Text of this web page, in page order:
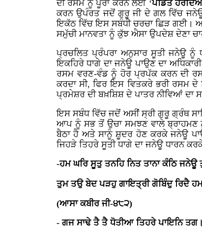
ਦੀ ਰਸਮ ਨੂੰ ਪੂਰਾ ਕਰਨ ਲਈ ‘ਪੰਡਿਤ
ਕਰਨ ਉਪੰਰਤ ਜਦੋਂ ਗੁਰੂ ਜੀ ਦੇ ਗਲ ਵਿੱਚ ਜਨੇਊ
ਇਕੱਠ ਵਿੱਚ ਇਸ ਸਬੰਧੀ ਚਰਚਾ ਛਿੜ ਗਈ।
ਸਮੁੱਚੀ ਮਾਨਵਤਾ ਨੂੰ ਕੁੱਝ ਐਸਾ ਉਪਦੇਸ਼ ਦੇਣਾ
ਪ੍ਰਚਲਿਤ ਪ੍ਰੰਪਰਾ ਅਨੁਸਾਰ ਸੂਤੀ ਜਨੇਊ ਨੂੰ
ਇਕਹਿਰੇ ਧਾਗੇ ਦਾ ਜਨੇਊ ਪਾਉਣ ਦਾ
ਰਸਮ ਵਰਣ-ਵੰਡ ਨੂੰ ਹੋਰ ਪ੍ਰਪੱਕ ਕਰਨ ਦੀ
ਕਰਦਾ ਸੀ, ਫਿਰ ਇਸ ਵਿਤਕਰੇ ਭਰੀ ਰਸਮ ਦੇ
ਪ੍ਰਮੇਸ਼ਰ ਦੀ ਬਖ਼ਸ਼ਿਸ਼ ਦੇ ਪਾਤਰ ਨੀਵਿਆਂ ਦਾ
ਇਸ ਸਬੰਧ ਵਿੱਚ ਜਦੋਂ ਅਸੀਂ ਸ੍ਰੀ ਗੁਰੂ ਗ੍ਰੰਥ
ਆਪ ਨੂੰ ਸਭ ਤੋਂ ਉਚਾ ਸਮਝਣ ਵਾਲੇ ਬ੍ਰਾਹਮਣ
ਬੈਠਾ ਹੈ ਅਤੇ ਸਾਨੂੰ ਸ਼ੂਦਰ ਹੋਣ ਕਰਕੇ ਜਨੇਊ
ਜਿਹੜੇ ਤਿਹਰੇ ਸੂਤੀ ਧਾਗੇ ਦਾ ਜਨੇਊ ਧਾਰਨ
-ਹਮ ਘਰਿ ਸੂਤੁ ਤਨਹਿ ਨਿਤ ਤਾਨਾ ਕੰਠਿ ਜਨੇਊ
ਤੁਮ ਤਉ ਬੇਦ ਪੜਹੁ ਗਾਇਤ੍ਰੀ ਗੋਬਿੰਦੁ ਰਿਦੈ
(ਆਸਾ ਕਬੀਰ ਜੀ-੪੮੨)
- ਗਜ ਸਾਢੇ ਤੈ ਤੈ ਧੋਤੀਆ ਤਿਹਰੇ ਪਾਇਨਿ